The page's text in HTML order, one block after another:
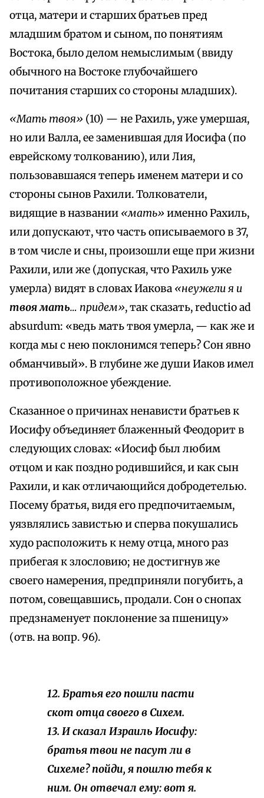
отца, матери и старших братьев пред
младшим братом и сыном, по понятиям
Востока, было делом немыслимым (ввиду
обычного на Востоке глубочайшего
почитания старших со стороны младших).
«Мать твоя» (10) — не Рахиль, уже умершая,
но или Валла, ее заменившая для Иосифа (по
еврейскому толкованию), или Лия,
пользовавшаяся теперь именем матери и со
стороны сынов Рахили. Толкователи,
видящие в названии «мать» именно Рахиль,
или допускают, что часть описываемого в 37,
в том числе и сны, произошли еще при жизни
Рахили, или же (допуская, что Рахиль уже
умерла) видят в словах Иакова «неужели я и
твоя мать… придем», так сказать, reductio ad
absurdum: «ведь мать твоя умерла, — как же и
когда мы с нею поклонимся теперь? Сон явно
обманчивый». В глубине же души Иаков имел
противоположное убеждение.
Сказанное о причинах ненависти братьев к
Иосифу объединяет блаженный Феодорит в
следующих словах: «Иосиф был любим
отцом и как поздно родившийся, и как сын
Рахили, и как отличающийся добродетелью.
Посему братья, видя его предпочитаемым,
уязвлялись завистью и сперва покушались
худо расположить к нему отца, много раз
прибегая к злословию; не достигнув же
своего намерения, предприняли погубить, а
потом, совещавшись, продали. Сон о снопах
предзнаменует поклонение за пшеницу»
(отв. на вопр. 96).
12. Братья его пошли пасти
скот отца своего в Сихем.
13. И сказал Израиль Иосифу:
братья твои не пасут ли в
Сихеме? пойди, я пошлю тебя к
ним. Он отвечал ему: вот я.